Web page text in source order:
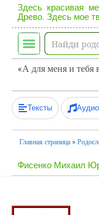
Здесь красивая
Древо. Здесь мое
«А для меня и тебя
Тексты
Главная страница »
Фисенко Михаил